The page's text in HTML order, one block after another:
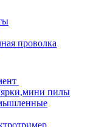
проволка
пилы